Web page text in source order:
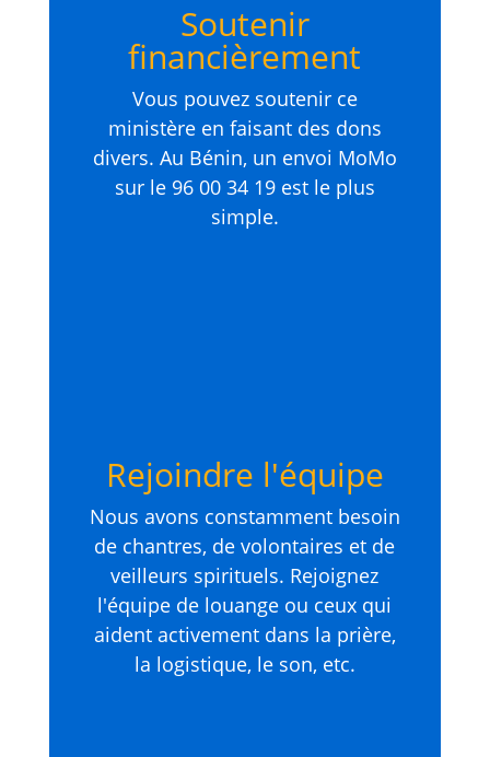
Soutenir
financièrement
Vous pouvez soutenir ce
ministère en faisant des dons
divers. Au Bénin, un envoi MoMo
sur le 96 00 34 19 est le plus
simple.
Rejoindre l'équipe
Nous avons constamment besoin
de chantres, de volontaires et de
veilleurs spirituels. Rejoignez
l'équipe de louange ou ceux qui
aident activement dans la prière,
la logistique, le son, etc.